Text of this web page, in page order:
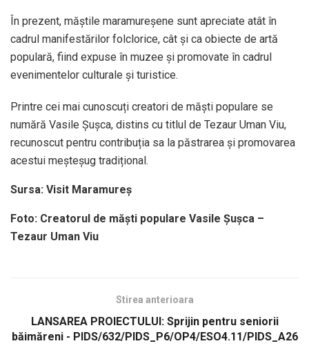
În prezent, măștile maramureșene sunt apreciate atât în
cadrul manifestărilor folclorice, cât și ca obiecte de artă
populară, fiind expuse în muzee și promovate în cadrul
evenimentelor culturale și turistice.
Printre cei mai cunoscuți creatori de măști populare se
numără Vasile Șușca, distins cu titlul de Tezaur Uman Viu,
recunoscut pentru contribuția sa la păstrarea și promovarea
acestui meșteșug tradițional.
Sursa: Visit Maramureș
Foto: Creatorul de măști populare Vasile Șușca –
Tezaur Uman Viu
Stirea anterioara
LANSAREA PROIECTULUI: Sprijin pentru seniorii
băimăreni - PIDS/632/PIDS_P6/OP4/ESO4.11/PIDS_A26